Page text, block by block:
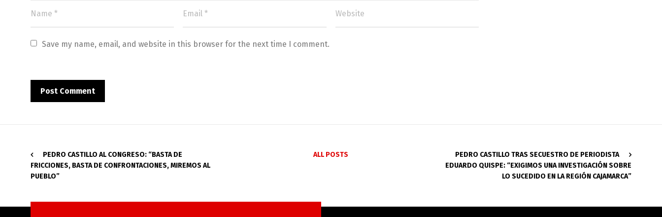
Save my name, email, and website in this browser for the next time I comment.
PEDRO CASTILLO AL CONGRESO: “BASTA DE
FRICCIONES, BASTA DE CONFRONTACIONES, MIREMOS AL
PUEBLO”
ALL POSTS
PEDRO CASTILLO TRAS SECUESTRO DE PERIODISTA
EDUARDO QUISPE: “EXIGIMOS UNA INVESTIGACIÓN SOBRE
LO SUCEDIDO EN LA REGIÓN CAJAMARCA”